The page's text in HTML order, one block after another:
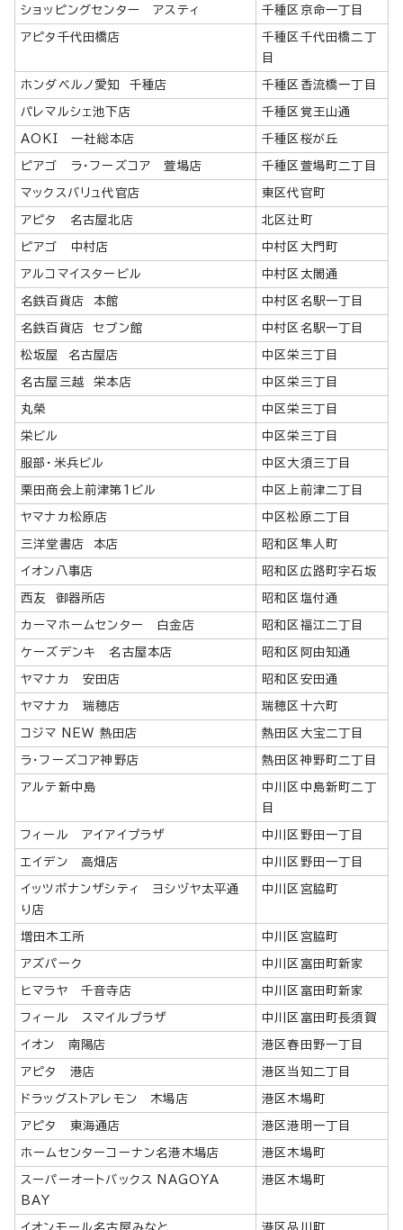
ショッピングセンター アスティ 千種区京命一丁目
アピタ千代田橋店
千種区千代田橋二丁
目
ホンダベルノ愛知 千種店 千種区香流橋一丁目
パレマルシェ池下店 千種区覚王山通
AOKI 一社総本店 千種区桜が丘
ピアゴ ラ・フーズコア 萱場店 千種区萱場町二丁目
マックスバリュ代官店 東区代官町
アピタ 名古屋北店 北区辻町
ピアゴ 中村店 中村区大門町
アルコマイスタービル 中村区太閤通
名鉄百貨店 本館 中村区名駅一丁目
名鉄百貨店 セブン館 中村区名駅一丁目
松坂屋 名古屋店 中区栄三丁目
名古屋三越 栄本店 中区栄三丁目
丸榮 中区栄三丁目
栄ビル 中区栄三丁目
服部・米兵ビル 中区大須三丁目
栗田商会上前津第1ビル 中区上前津二丁目
ヤマナカ松原店 中区松原二丁目
三洋堂書店 本店 昭和区隼人町
イオン八事店 昭和区広路町字石坂
西友 御器所店 昭和区塩付通
カーマホームセンター 白金店 昭和区福江二丁目
ケーズデンキ 名古屋本店 昭和区阿由知通
ヤマナカ 安田店 昭和区安田通
ヤマナカ 瑞穂店 瑞穂区十六町
コジマ NEW 熱田店 熱田区大宝二丁目
ラ・フーズコア神野店 熱田区神野町二丁目
アルテ新中島
中川区中島新町二丁
目
フィール アイアイプラザ 中川区野田一丁目
エイデン 高畑店 中川区野田一丁目
イッツボナンザシティ ヨシヅヤ太平通
り店
中川区宮脇町
増田木工所 中川区宮脇町
アズパーク 中川区富田町新家
ヒマラヤ 千音寺店 中川区富田町新家
フィール スマイルプラザ 中川区富田町長須賀
イオン 南陽店 港区春田野一丁目
アピタ 港店 港区当知二丁目
ドラッグストアレモン 木場店 港区木場町
アピタ 東海通店 港区港明一丁目
ホームセンターコーナン名港木場店 港区木場町
スーパーオートバックス NAGOYA
BAY
港区木場町
イオンモール名古屋みなと 港区品川町